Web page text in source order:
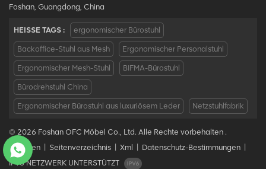
Foshan, Guangdong, China
HEISSE TAGS : ergonomischer Bürostuhl
Backoffice-Stuhl aus Mesh Ergonomischer Personalstuhl
Ergonomischer Mesh-Stuhl BIFMA-Bürostuhl
Bürodrehstuhl China
Ergonomischer Bürostuhl aus luxuriösem Leder Netzstuhlfabrik
© 2026 Foshan OFC Möbel Co., Ltd. Alle Rechte vorbehalten .
Bloggen
Seitenverzeichnis Xml Datenschutz-Bestimmungen
IPv6 NETZWERK UNTERSTÜTZT